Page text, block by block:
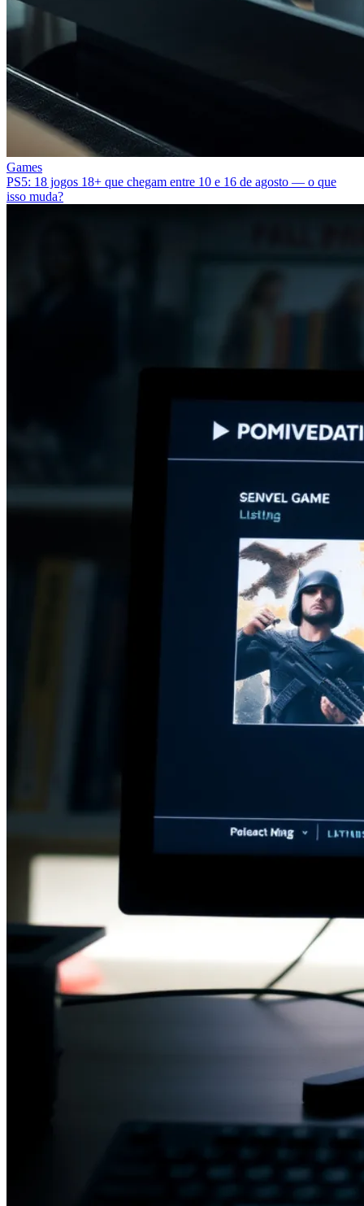
Games
PS5: 18 jogos 18+ que chegam entre 10 e 16 de agosto — o que
isso muda?